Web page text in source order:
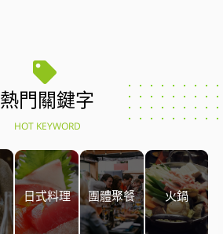
熱門關鍵字
HOT KEYWORD
日式料理 團體聚餐 火鍋